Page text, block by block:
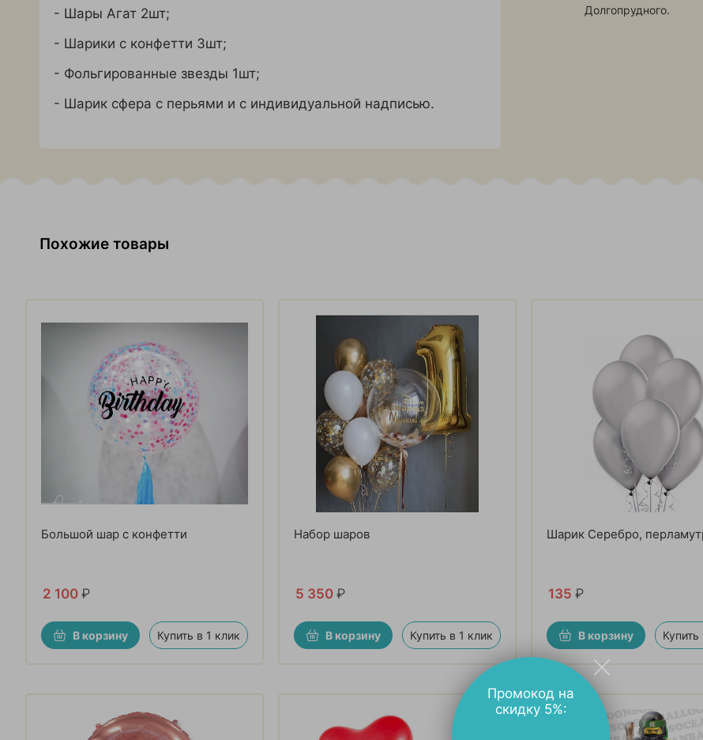
- Шары Агат 2шт;
- Шарики с конфетти 3шт;
- Фольгированные звезды 1шт;
- Шарик сфера с перьями и с индивидуальной надписью.
Долгопрудного.
Похожие товары
Большой шар с конфетти
2 100 ₽
В корзину Купить в 1 клик
Набор шаров
5 350 ₽
В корзину Купить в 1 клик
Шарик Серебро,
135 ₽
В корзину Купить
Промокод на
скидку 5%: